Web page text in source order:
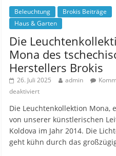
Beleuchtung
Brokis Beiträge
Haus & Garten
Die
Mona des
Herstellers Brokis
26. Juli 2025 admin
deaktiviert
Die Leuchtenkollektion Mona,
von unserer künstlerischen
Koldova im Jahr 2014. Die
geht kühn durch das